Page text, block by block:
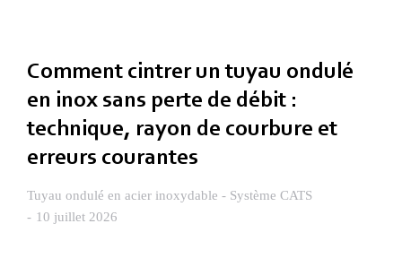
Comment cintrer un tuyau ondulé
en inox sans perte de débit :
technique, rayon de courbure et
erreurs courantes
Tuyau ondulé en acier inoxydable - Système CATS
10 juillet 2026